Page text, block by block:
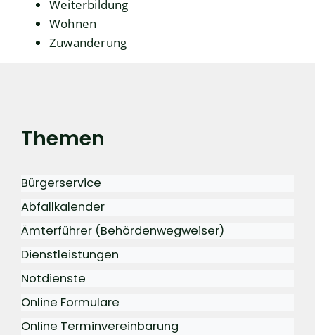
Weiterbildung
Wohnen
Zuwanderung
Themen
Bürgerservice
Abfallkalender
Ämterführer (Behördenwegweiser)
Dienstleistungen
Notdienste
Online Formulare
Online Terminvereinbarung